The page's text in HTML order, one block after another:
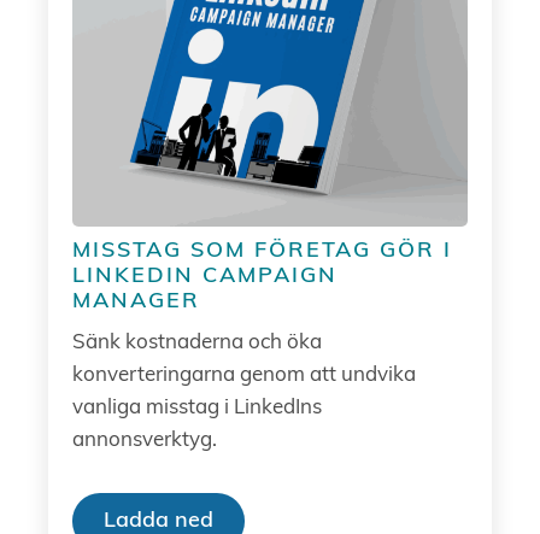
MISSTAG SOM FÖRETAG GÖR I
LINKEDIN CAMPAIGN
MANAGER
Sänk kostnaderna och öka
konverteringarna genom att undvika
vanliga misstag i LinkedIns
annonsverktyg.
Ladda ned